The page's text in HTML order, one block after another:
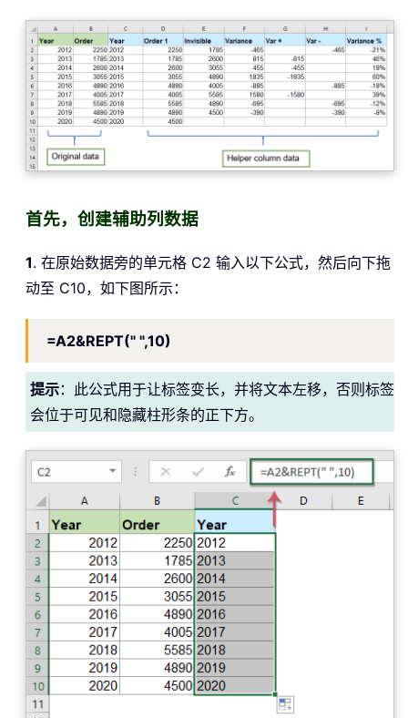
首先，创建辅助列数据
1. 在原始数据旁的单元格 C2 输入以下公式，然后向下拖
动至 C10，如下图所示：
=A2&REPT(" ",10)
提示：此公式用于让标签变长，并将文本左移，否则标签
会位于可见和隐藏柱形条的正下方。